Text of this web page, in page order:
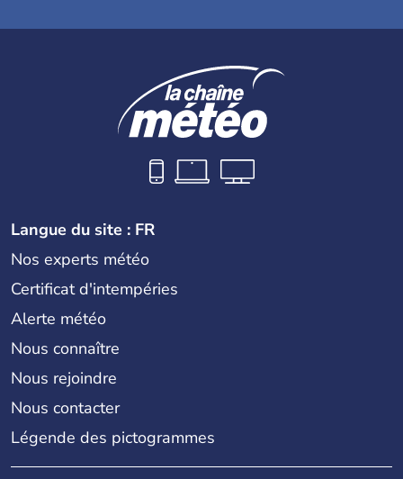
Langue du site : FR
Nos experts météo
Certificat d'intempéries
Alerte météo
Nous connaître
Nous rejoindre
Nous contacter
Légende des pictogrammes